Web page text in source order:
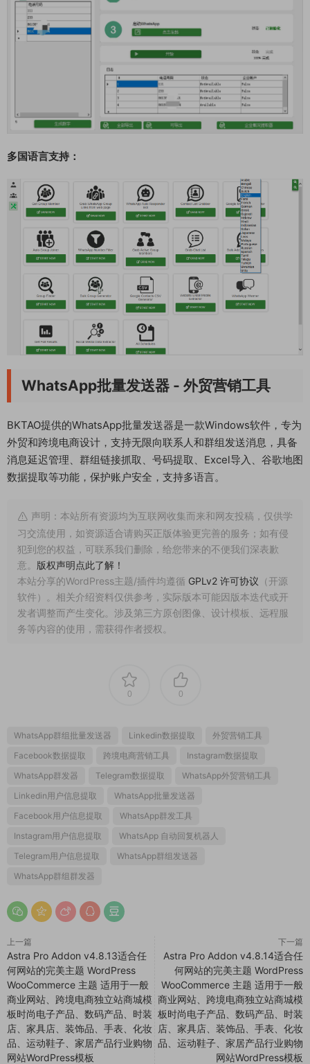
多国语言支持：
WhatsApp批量发送器 - 外贸营销工具
BKTAO提供的WhatsApp批量发送器是一款Windows软件，专为
外贸和跨境电商设计，支持无限向联系人和群组发送消息，具备
消息延迟管理、群组链接抓取、号码提取、Excel导入、谷歌地图
数据提取等功能，保护账户安全，支持多语言。
声明：本站所有资源均为互联网收集而来和网友投稿，仅供学
习交流使用，如资源适合请购买正版体验更完善的服务；如有侵
犯到您的权益，可联系我们删除，给您带来的不便我们深表歉
意。 版权声明点此了解！
本站分享的WordPress主题/插件均遵循 GPLv2 许可协议 （开源
软件）。相关介绍资料仅供参考，实际版本可能因版本迭代或开
发者调整而产生变化。涉及第三方原创图像、设计模板、远程服
务等内容的使用，需获得作者授权。
0 0
WhatsApp群组批量发送器 Linkedin数据提取
外贸营销工具
Facebook数据提取
跨境电商营销工具
Instagram数据提取
WhatsApp群发器
Telegram数据提取
WhatsApp外贸营销工具
Linkedin用户信息提取
WhatsApp批量发送器
Facebook用户信息提取
WhatsApp群发工具
Instagram用户信息提取
WhatsApp 自动回复机器人
Telegram用户信息提取
WhatsApp群组发送器
WhatsApp群组群发器
上一篇
Astra Pro Addon v4.8.13适合任
何网站的完美主题 WordPress
WooCommerce 主题 适用于一般
商业网站、跨境电商独立站商城模
板时尚电子产品、数码产品、时装
店、家具店、装饰品、手表、化妆
品、运动鞋子、家居产品行业购物
网站WordPress模板
下一篇
Astra Pro Addon v4.8.14适合任
何网站的完美主题 WordPress
WooCommerce 主题 适用于一般
商业网站、跨境电商独立站商城模
板时尚电子产品、数码产品、时装
店、家具店、装饰品、手表、化妆
品、运动鞋子、家居产品行业购物
网站WordPress模板